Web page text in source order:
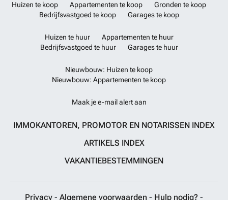
Huizen te koop Appartementen te koop
Gronden te koop
Bedrijfsvastgoed te koop
Garages te koop
Huizen te huur
Appartementen te huur
Bedrijfsvastgoed te huur
Garages te huur
Nieuwbouw: Huizen te koop
Nieuwbouw: Appartementen te koop
Maak je e-mail alert aan
IMMOKANTOREN, PROMOTOR EN NOTARISSEN INDEX
ARTIKELS INDEX
VAKANTIEBESTEMMINGEN
Privacy - Algemene voorwaarden - Hulp nodig? -